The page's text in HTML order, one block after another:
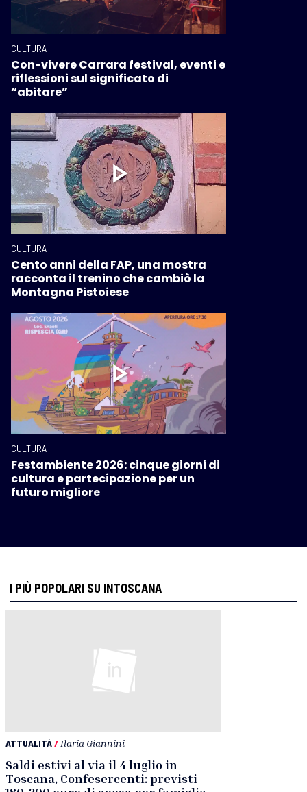
CULTURA
Con-vivere Carrara festival, eventi e
riflessioni sul significato di
“abitare”
CULTURA
Cento anni della FAP, una mostra
racconta il trenino che cambiò la
Montagna Pistoiese
CULTURA
Festambiente 2026: cinque giorni di
cultura e partecipazione per un
futuro migliore
I PIÙ POPOLARI SU INTOSCANA
ATTUALITÀ/ Ilaria Giannini
Saldi estivi al via il 4 luglio in
Toscana, Confesercenti: previsti